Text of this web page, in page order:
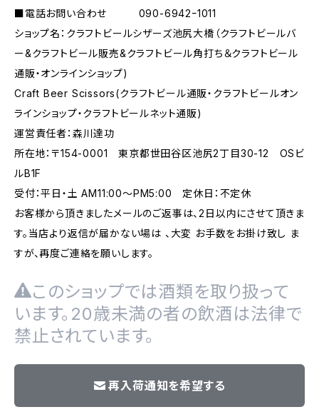
■電話お問い合わせ 090-6942ｰ1011
ショップ名：クラフトビールシザーズ池尻大橋（クラフトビールバ
ー&クラフトビール販売&クラフトビール角打ち＆クラフトビール
通販・オンラインショップ)
Craft Beer Scissors(クラフトビール通販・クラフトビールオン
ラインショップ・クラフトビールネット通販)
運営責任者：森川達功
所在地：〒154-0001 東京都世田谷区池尻2丁目30-12 OSビ
ルB1F
受付：平日・土 AM11:00～PM5:00 定休日：不定休
お客様から頂きましたメールのご返事は、2日以内にさせて頂きま
す。当店より返信が届かない場は 、大変 お手数をお掛け致し ま
すが、再度ご連絡を願いします。
このショップでは酒類を取り扱って
います。20歳未満の者の飲酒は法律で
禁止されています。
再入荷通知を希望する